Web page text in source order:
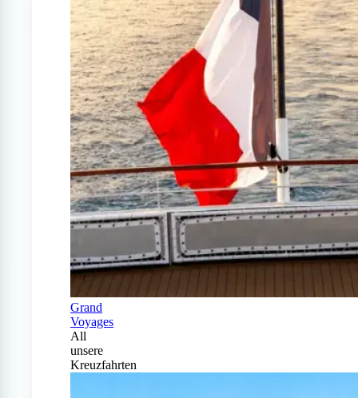
Grand
Voyages
All
unsere
Kreuzfahrten